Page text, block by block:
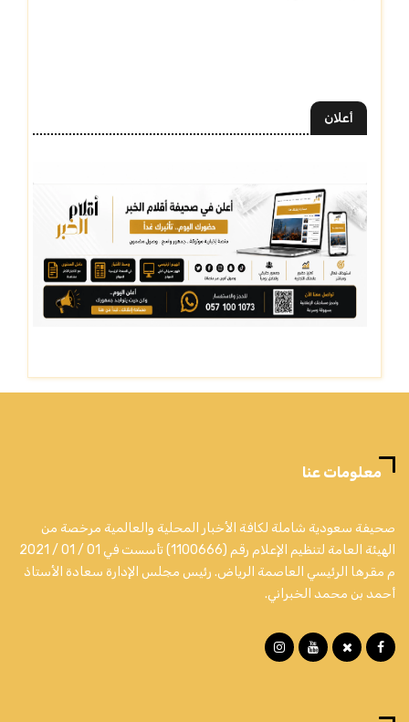
أعلان
معلومات عنا
صحيفة سعودية شاملة لكافة الأخبار المحلية والعالمية مرخصة من
الهيئة العامة لتنظيم الإعلام رقم (1100666) تأسست في 01 / 01 / 2021
م مقرها الرئيسي العاصمة الرياض. رئيس مجلس الإدارة سعادة الأستاذ
أحمد بن محمد الخبراني.